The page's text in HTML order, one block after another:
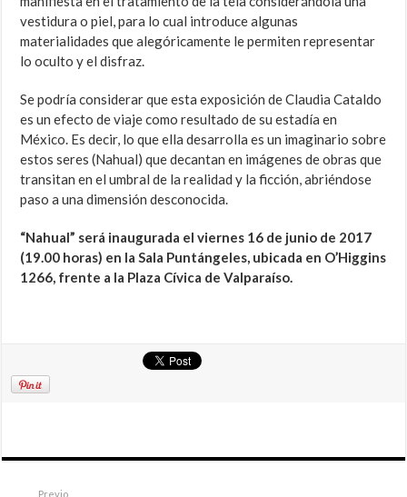
vestidura o piel, para lo cual introduce algunas
materialidades que alegóricamente le permiten representar
lo oculto y el disfraz.
Se podría considerar que esta exposición de Claudia Cataldo
es un efecto de viaje como resultado de su estadía en
México. Es decir, lo que ella desarrolla es un imaginario sobre
estos seres (Nahual) que decantan en imágenes de obras que
transitan en el umbral de la realidad y la ficción, abriéndose
paso a una dimensión desconocida.
“Nahual” será inaugurada el viernes 16 de junio de 2017
(19.00 horas) en la Sala Puntángeles, ubicada en O’Higgins
1266, frente a la Plaza Cívica de Valparaíso.
Previo